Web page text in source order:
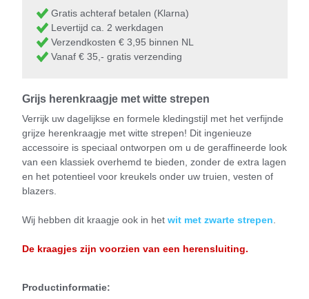
Gratis achteraf betalen (Klarna)
Levertijd ca. 2 werkdagen
Verzendkosten € 3,95 binnen NL
Vanaf € 35,- gratis verzending
Grijs herenkraagje met witte strepen
Verrijk uw dagelijkse en formele kledingstijl met het verfijnde
grijze herenkraagje met witte strepen! Dit ingenieuze
accessoire is speciaal ontworpen om u de geraffineerde look
van een klassiek overhemd te bieden, zonder de extra lagen
en het potentieel voor kreukels onder uw truien, vesten of
blazers.
Wij hebben dit kraagje ook in het wit met zwarte strepen
De kraagjes zijn voorzien van een herensluiting.
Productinformatie: